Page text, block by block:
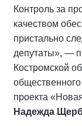
Контроль за
качеством
пристально
депутаты», —
Костромской
проекта
Надежда